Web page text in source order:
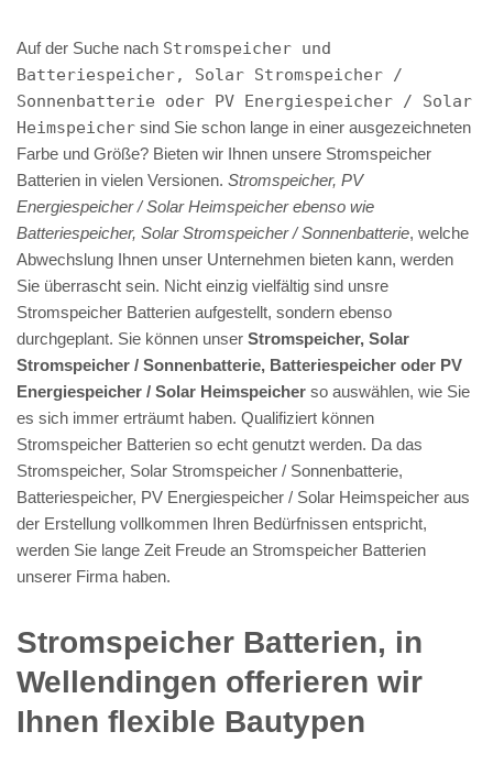
Auf der Suche nach Stromspeicher und
Batteriespeicher, Solar Stromspeicher /
Sonnenbatterie oder PV Energiespeicher / Solar
Heimspeicher sind Sie schon lange in einer ausgezeichneten
Farbe und Größe? Bieten wir Ihnen unsere Stromspeicher
Batterien in vielen Versionen. Stromspeicher, PV
Energiespeicher / Solar Heimspeicher ebenso wie
Batteriespeicher, Solar Stromspeicher / Sonnenbatterie, welche
Abwechslung Ihnen unser Unternehmen bieten kann, werden
Sie überrascht sein. Nicht einzig vielfältig sind unsre
Stromspeicher Batterien aufgestellt, sondern ebenso
durchgeplant. Sie können unser Stromspeicher, Solar
Stromspeicher / Sonnenbatterie, Batteriespeicher oder PV
Energiespeicher / Solar Heimspeicher so auswählen, wie Sie
es sich immer erträumt haben. Qualifiziert können
Stromspeicher Batterien so echt genutzt werden. Da das
Stromspeicher, Solar Stromspeicher / Sonnenbatterie,
Batteriespeicher, PV Energiespeicher / Solar Heimspeicher aus
der Erstellung vollkommen Ihren Bedürfnissen entspricht,
werden Sie lange Zeit Freude an Stromspeicher Batterien
unserer Firma haben.
Stromspeicher Batterien, in
Wellendingen offerieren wir
Ihnen flexible Bautypen